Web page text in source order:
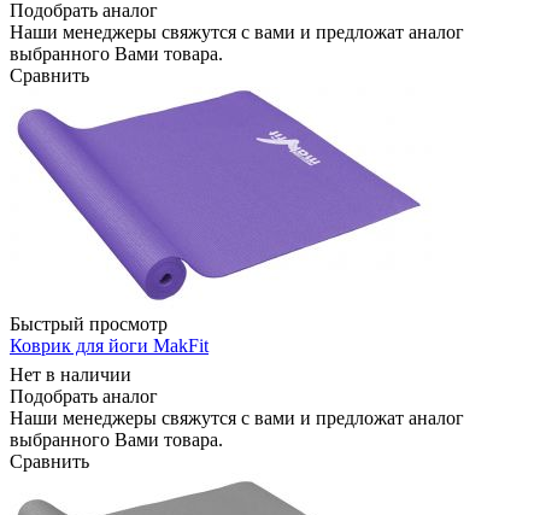
Подобрать аналог
Наши менеджеры свяжутся с вами и предложат аналог
выбранного Вами товара.
Сравнить
Быстрый просмотр
Коврик для йоги MakFit
Нет в наличии
Подобрать аналог
Наши менеджеры свяжутся с вами и предложат аналог
выбранного Вами товара.
Сравнить